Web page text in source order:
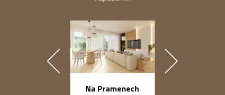
Na Pramenech